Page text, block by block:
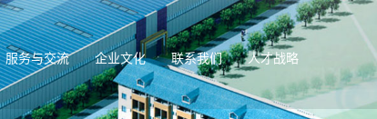
服务与交流 企业文化 联系我们 人才战略